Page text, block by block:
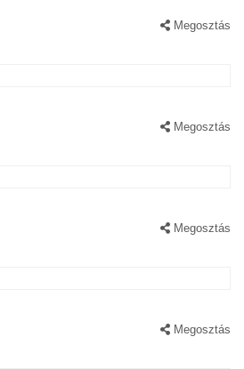
Megosztás
Megosztás
Megosztás
Megosztás